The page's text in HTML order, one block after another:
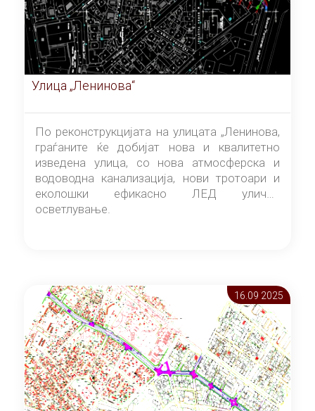
Улица „Ленинова“
По реконструкцијата на улицата „Ленинова,
граѓаните ќе добијат нова и квалитетно
изведена улица, со нова атмосферска и
водоводна канализација, нови тротоари и
еколошки ефикасно ЛЕД улично
осветлување.
16.09 2025